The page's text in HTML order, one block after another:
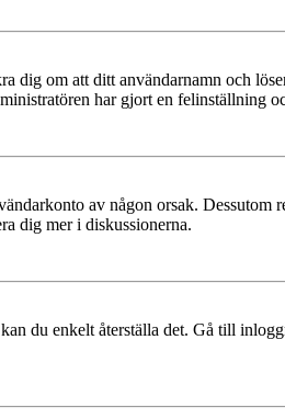
om att ditt användarnamn och
har gjort en felinställning
av någon orsak.
dig mer i diskussionerna.
du enkelt återställa det. Gå till